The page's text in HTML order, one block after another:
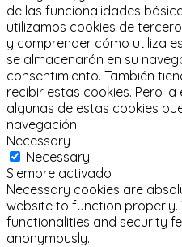
de las funcionalidades
utilizamos cookies de
y comprender cómo utiliza
se almacenarán en su
consentimiento. También
recibir estas cookies. Pero la
algunas de estas cookies
navegación.
Necessary
Necessary
Siempre activado
Necessary cookies are
website to function properly.
functionalities and security
anonymously.